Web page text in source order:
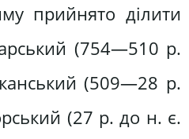
прийнято ділити
(754—510 р.
(509—28 р.
(27 р. до н. є.